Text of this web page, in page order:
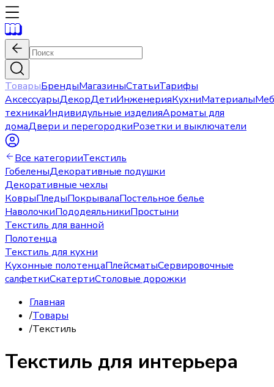
ТоварыБрендыМагазиныСтатьиТарифы
АксессуарыДекорДетиИнженерияКухниМатериалы
техникаИндивидульные изделияАроматы для
домаДвери и перегородкиРозетки и выключатели
Все категорииТекстиль
ГобеленыДекоративные подушки
Декоративные чехлы
КоврыПледыПокрывалаПостельное белье
НаволочкиПододеяльникиПростыни
Текстиль для ванной
Полотенца
Текстиль для кухни
Кухонные полотенцаПлейсматыСервировочные
салфеткиСкатертиСтоловые дорожки
Главная
/Товары
/Текстиль
Текстиль для интерьера